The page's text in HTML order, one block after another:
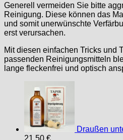
Generell vermeiden Sie bitte
Reinigung. Diese können das
und somit unerwünschte
erst verursachen.
Mit diesen einfachen Tricks und
passenden Reinigungsmitteln
lange fleckenfrei und optisch
Draußen
21,50 €